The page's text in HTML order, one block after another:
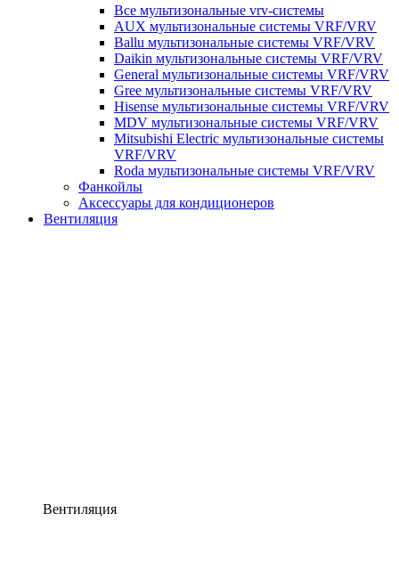
Все мультизональные vrv-системы
AUX мультизональные системы VRF/VRV
Ballu мультизональные системы VRF/VRV
Daikin мультизональные системы VRF/VRV
General мультизональные системы VRF/VRV
Gree мультизональные системы VRF/VRV
Hisense мультизональные системы VRF/VRV
MDV мультизональные системы VRF/VRV
Mitsubishi Electric мультизональные системы
VRF/VRV
Roda мультизональные системы VRF/VRV
Фанкойлы
Аксессуары для кондиционеров
Вентиляция
Вентиляция